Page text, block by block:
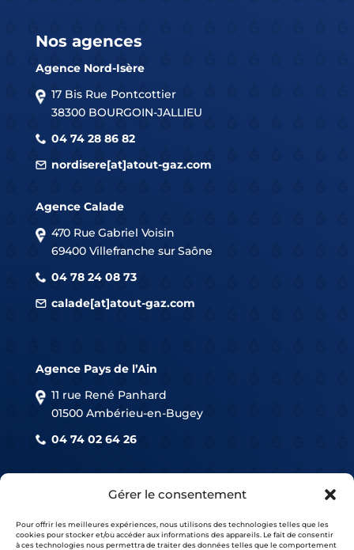
Gérer le consentement
Pour offrir les meilleures expériences, nous utilisons des technologies telles que les
cookies pour stocker et/ou accéder aux informations des appareils. Le fait de consentir
à ces technologies nous permettra de traiter des données telles que le comportement
Nos agences
Agence Nord-Isère
17 Bis Rue Pontcottier
38300 BOURGOIN-JALLIEU
04 74 28 86 82
nordisere[at]atout-gaz.com
Agence Calade
470 Rue Gabriel Voisin
69400 Villefranche sur Saône
04 78 24 08 73
calade[at]atout-gaz.com
Agence Pays de l’Ain
11 rue René Panhard
01500 Ambérieu-en-Bugey
04 74 02 64 26
69006 Lyon